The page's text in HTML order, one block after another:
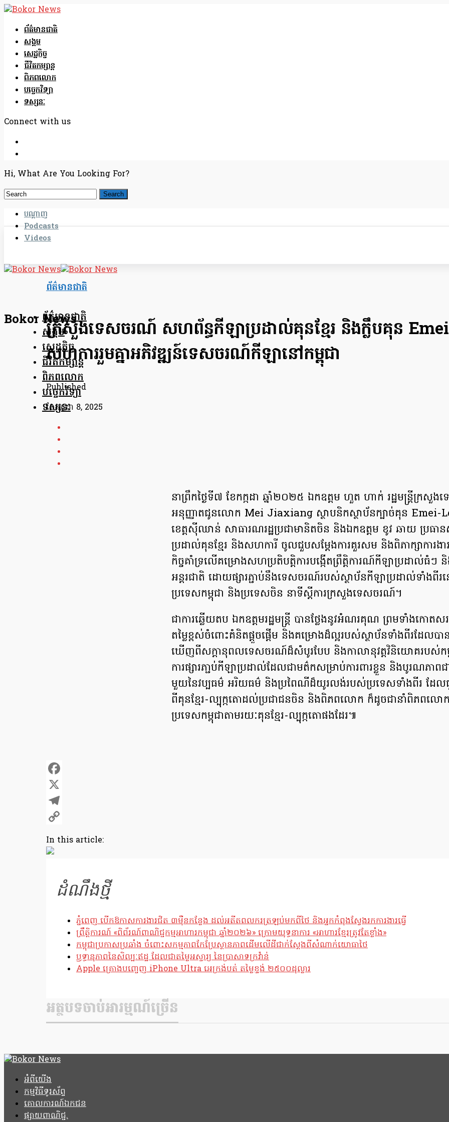
ព័ត៌មានជាតិ
សង្គម
សេដ្ឋកិច្ច
ជីវិតកម្សាន្ត
ពិភពលោក
បច្ចេកវិទ្យា
ទស្សនៈ
Connect with us
Hi, What Are You Looking For?
បណ្តាញ
Podcasts
Videos
Bokor News
ព័ត៌មានជាតិ
សង្គម
សេដ្ឋកិច្ច
ជីវិតកម្សាន្ត
ពិភពលោក
បច្ចេកវិទ្យា
ទស្សនៈ
ព័ត៌មានជាតិ
ក្រសួងទេសចរណ៍ សហព័ន្ធកីឡាប្រដាល់គុនខ្មែរ និងក្លឹបគុន
សហការរួមគ្នាអភិវឌ្ឍន៍ទេសចរណ៍កីឡានៅកម្ពុជា
Published
ខែ​កក្កដា 8, 2025
នាព្រឹកថ្ងៃទី៧ ខែកក្កដា ឆ្នាំ២០២៥ ឯកឧត្តម ហួត ហាក់ រដ្ឋមន្រ្តីក្រសួ
អនុញ្ញាតជូនលោក Mei Jiaxiang ស្ថាបនិកស្ថាប័នក្បាច់គុន Emei-
ខេត្តស៊ីឈាន់ សាធារណរដ្ឋប្រជាមានិតចិន និងឯកឧត្តម ខូវ ឆាយ ប្រធា
ប្រដាល់គុនខ្មែរ និងសហការី ចូលជួបសម្តែងការគួរសម និងពិភាក្សាការ
កិច្ចគាំទ្រលើគម្រោងសហប្រតិបត្តិការបង្កើតព្រឹត្តិការណ៍កីឡាប្រដាល់ធំៗ
អន្តរជាតិ ដោយផ្សារភ្ជាប់នឹងទេសចរណ៍របស់ស្ថាប័នកីឡាប្រដាល់ទាំងពីរ
ប្រទេសកម្ពុជា និងប្រទេសចិន នាទីស្តីការក្រសួងទេសចរណ៍។
ជាការឆ្លើយតប ឯកឧត្តមរដ្ឋមន្រ្តី បានថ្លែងនូវអំណរគុណ ព្រមទាំងកោត
តម្លៃខ្ពស់ចំពោះគំនិតផ្តួចផ្តើម និងគម្រោងដ៏ល្អរបស់ស្ថាប័នទាំងពីរដែលប
ឃើញពីសក្តានុពលទេសចរណ៍ដ៏សំបូរបែប និងកាលានុវត្តវិនិយោគរបស់កម្
ការផ្សារភា្ជប់កីឡាប្រដាល់ដែលជាមត៌កសម្រាប់ការពារខ្លួន និងបូរណភាពជ
មួយនៃវប្បធម៌ អរិយធម៌ និងប្រពៃណីដ៏យូរលង់របស់ប្រទេសទាំងពីរ ដែល
ពីគុនខ្មែរ-ល្បុក្កតោដល់ប្រជាជនចិន និងពិភពលោក ក៏ដូចជានាំពិភពលោ
ប្រទេសកម្ពុជាតាមរយៈគុនខ្មែរ-ល្បុក្កតោផងដែរ៕
Facebook
X
Telegram
Link
In this article:
ដំណឹងថ្មី
ភ្នំពេញ បើកឱកាសការងារជិត ៣ម៉ឺនកន្លែង ដល់អតីតពលករត្រឡប់មកពីថៃ និងអ្នកកំពុងស្វែងរកការងារធ្វើ
ព្រឹត្តិការណ៍ «ពិព័រណ៍ពាណិជ្ជកម្មអាហារកម្ពុជា ឆ្នាំ២០២៦» ក្រោមយុទ្ធនាការ «អាហារខ្មែរត្រូវតែខ្លាំង»
កម្ពុជាប្រកាសប្រឆាំង ចំពោះសកម្មភាពកែប្រែស្ថានភាពដើមលើដីជាក់ស្តែងពីសំណាក់យោធាថៃ
ឫទ្ធានុភាពនៃសិល្បៈឥដ្ឋ ដែលជាតម្លៃអស្ចារ្យ នៃប្រាសាទក្រវ៉ាន់
Apple គ្រោងបញ្ចេញ iPhone Ultra អេក្រង់បត់ តម្លៃខ្ទង់ ២៥០០ដុល្លារ
អត្ថបទចាប់អារម្មណ៍ច្រើន
អំពីយើង
កម្មវិធីទូរស័ព្ទ
គោលការណ៍ឯកជន
ផ្សាយពាណិជ្ជ.